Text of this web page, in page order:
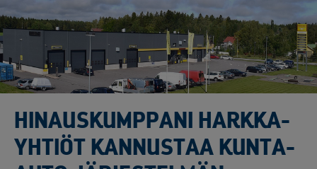
HINAUSKUMPPANI HARKKA-
YHTIÖT KANNUSTAA KUNTA-